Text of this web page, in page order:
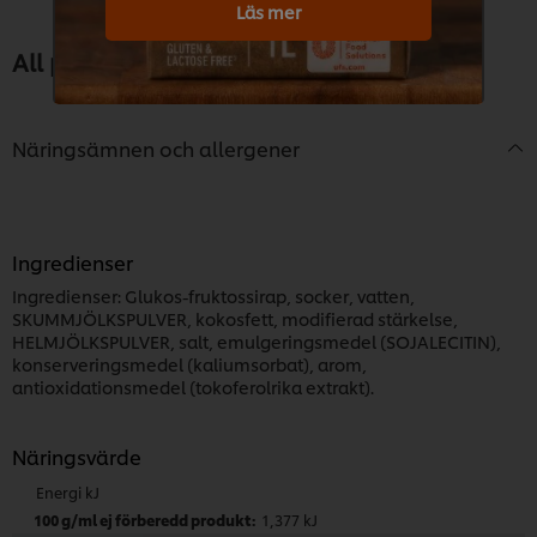
All produktinformation
Näringsämnen och allergener
Ingredienser
Ingredienser: Glukos-fruktossirap, socker, vatten,
SKUMMJÖLKSPULVER, kokosfett, modifierad stärkelse,
HELMJÖLKSPULVER, salt, emulgeringsmedel (SOJALECITIN),
konserveringsmedel (kaliumsorbat), arom,
antioxidationsmedel (tokoferolrika extrakt).
Näringsvärde
Energi kJ
1,377 kJ
Läs mer